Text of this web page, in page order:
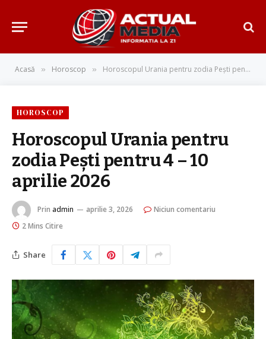
Acasă » Horoscop » Horoscopul Urania pentru zodia Pești pentru 4 – 10 aprilie 2026
HOROSCOP
Horoscopul Urania pentru
zodia Pești pentru 4 – 10
aprilie 2026
Prin admin aprilie 3, 2026
Niciun comentariu
2 Mins Citire
Share